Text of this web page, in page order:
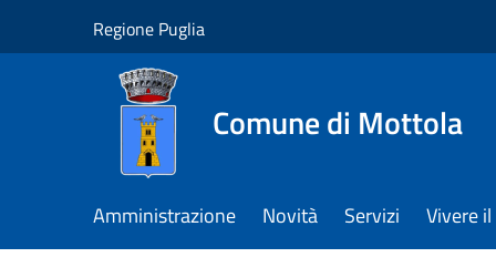
Regione Puglia
Comune di Mottola
Amministrazione Novità Servizi Vivere